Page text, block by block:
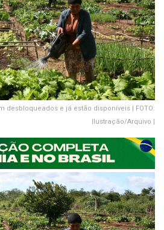
desbloqueados e já estão disponíveis | FOTO:
Ilustração/Arquivo |